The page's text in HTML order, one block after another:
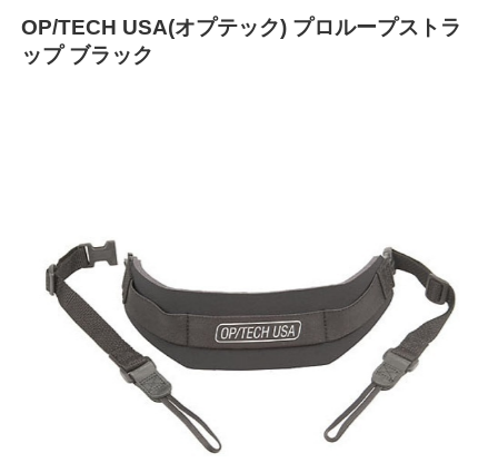
OP/TECH USA(オプテック) プロループストラ
ップ ブラック